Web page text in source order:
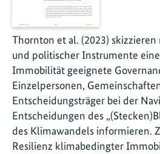
Thornton et al. (2023)
und politischer Instrumente
Immobilität geeignete
Einzelpersonen,
Entscheidungsträger bei der
Entscheidungen des
des Klimawandels informieren.
Resilienz klimabedingter